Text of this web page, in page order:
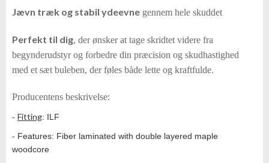
Jævn træk og stabil ydeevne gennem hele skuddet
Perfekt til dig, der ønsker at tage skridtet videre fra
begynderudstyr og forbedre din præcision og skudhastighed
med et sæt buleben, der føles både lette og kraftfulde.
Producentens beskrivelse:
- Fitting: ILF
- Features: Fiber laminated with double layered maple
woodcore